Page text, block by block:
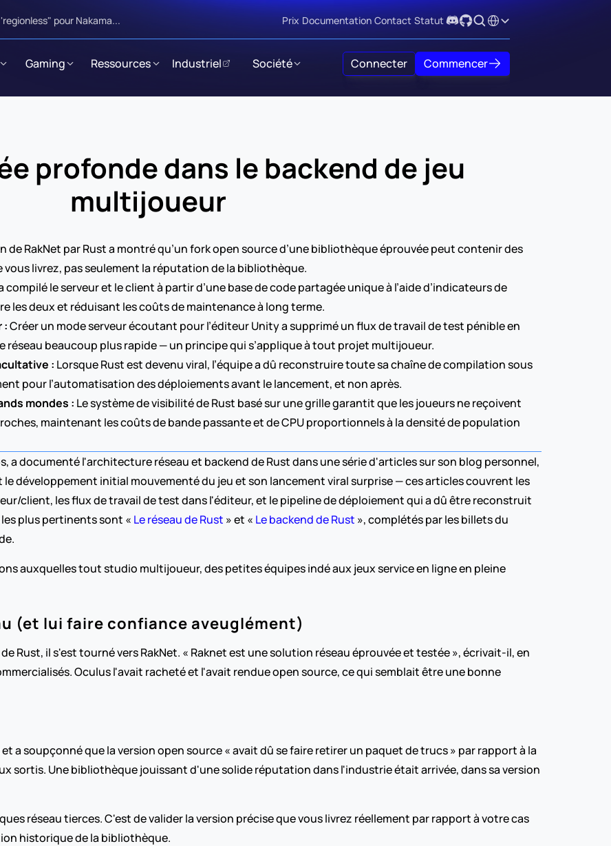
pour Nakama... Prix Documentation Contact Statut Select Language
Gaming Ressources Industriel Société Connecter Commencer
profonde dans le backend de jeu
multijoueur
de RakNet par Rust a montré qu’un fork open source d’une bibliothèque éprouvée peut contenir des
vous livrez, pas seulement la réputation de la bibliothèque.
compilé le serveur et le client à partir d’une base de code partagée unique à l’aide d’indicateurs de
les deux et réduisant les coûts de maintenance à long terme.
: Créer un mode serveur écoutant pour l’éditeur Unity a supprimé un flux de travail de test pénible en
réseau beaucoup plus rapide — un principe qui s’applique à tout projet multijoueur.
: Lorsque Rust est devenu viral, l’équipe a dû reconstruire toute sa chaîne de compilation sous
pour l’automatisation des déploiements avant le lancement, et non après.
mondes : Le système de visibilité de Rust basé sur une grille garantit que les joueurs ne reçoivent
maintenant les coûts de bande passante et de CPU proportionnels à la densité de population
a documenté l'architecture réseau et backend de Rust dans une série d'articles sur son blog personnel,
développement initial mouvementé du jeu et son lancement viral surprise — ces articles couvrent les
client, les flux de travail de test dans l'éditeur, et le pipeline de déploiement qui a dû être reconstruit
plus pertinents sont « Le réseau de Rust » et « Le backend de Rust », complétés par les billets du
auxquelles tout studio multijoueur, des petites équipes indé aux jeux service en ligne en pleine
(et lui faire confiance aveuglément)
Rust, il s'est tourné vers RakNet. « Raknet est une solution réseau éprouvée et testée », écrivait-il, en
Oculus l'avait racheté et l'avait rendue open source, ce qui semblait être une bonne
a soupçonné que la version open source « avait dû se faire retirer un paquet de trucs » par rapport à la
sortis. Une bibliothèque jouissant d'une solide réputation dans l'industrie était arrivée, dans sa version
réseau tierces. C'est de valider la version précise que vous livrez réellement par rapport à votre cas
historique de la bibliothèque.